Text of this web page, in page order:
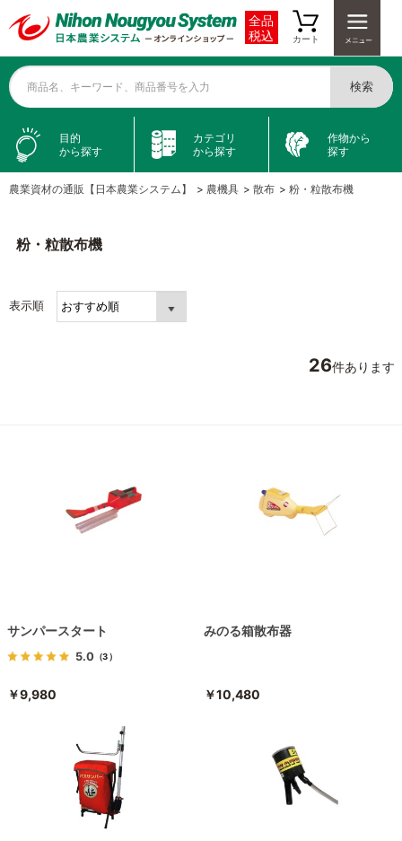
全品
税込
カート
商品名、キーワード、商品番号を入力 検索
目的
から探す
カテゴリ
から探す
作物から
探す
農業資材の通販【日本農業システム】 > 農機具 > 散布 > 粉・粒散布機
粉・粒散布機
表示順
26件あります
サンパースタート
5.0 （3）
￥9,980
みのる箱散布器
￥10,480